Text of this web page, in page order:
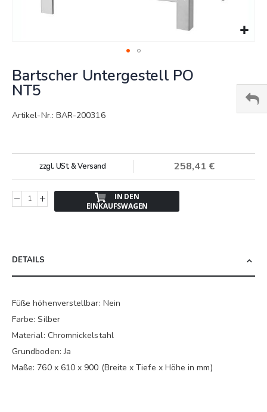
zum
Anfang
der
Bildergalerie
Bartscher Untergestell PO
NT5
Artikel-Nr.: BAR-200316
258,41 €
zzgl. USt. & Versand
IN DEN
EINKAUFSWAGEN
DETAILS
Füße höhenverstellbar: Nein
Farbe: Silber
Material: Chromnickelstahl
Grundboden: Ja
Maße: 760 x 610 x 900 (Breite x Tiefe x Höhe in mm)